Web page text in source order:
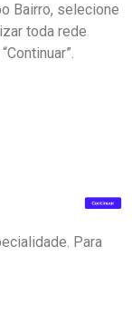
Bairro, selecione
toda rede
Para